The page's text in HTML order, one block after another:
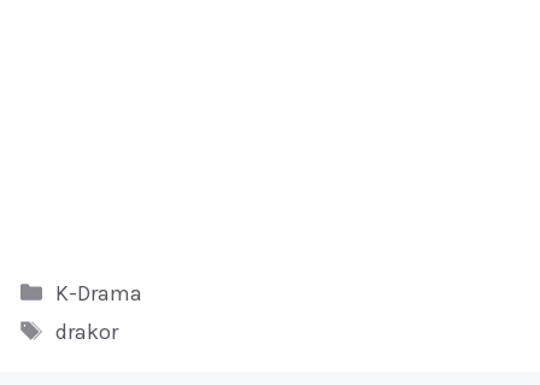
Kategori
K-Drama
Tag
drakor